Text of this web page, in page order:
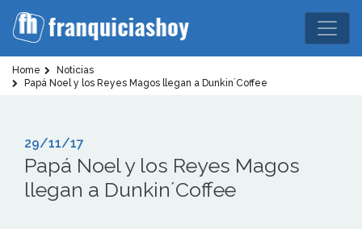
Home
Noticias
Papá Noel y los Reyes Magos llegan a Dunkin´Coffee
29/11/17
Papá Noel y los Reyes Magos
llegan a Dunkin´Coffee